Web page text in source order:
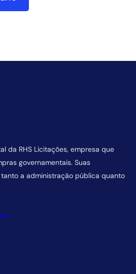
da RHS Licitações, empresa que
governamentais. Suas
a administração pública quanto